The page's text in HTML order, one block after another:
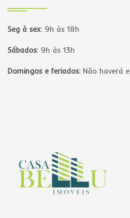
Seg à sex: 9h às 18h
Sábados: 9h às 13h
Domingos e feriados: Não haverá